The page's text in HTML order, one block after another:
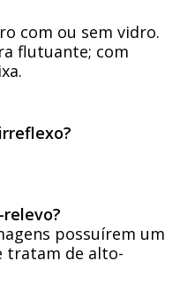
com ou sem vidro.
flutuante; com
possuírem um
tratam de alto-